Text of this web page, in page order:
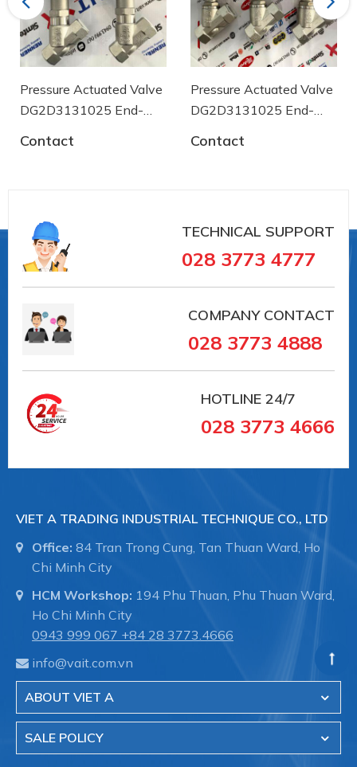
Prüfdruck PT [bar]
24
Umgebungstemperatur
von [°C]
0
Umgebungstemperatur
bis [°C]
+80
Mediumtemperatur von
-30
Gehäusedesign 2-teilig
#AA301027 #AA301027 #vancongnghiep
#vankhinen #vandieukhienbangdien #vanbuom
#vanbi #vanapsuat #giaiphapvancongnghiep
#vancongnghiepEndArmaturent
#vancongnghieptaiduc #vannhapkhautaiDuc
#vannhapkhauchauau #vanchuanchauau
#vancongnghiephochiminh #vancongnghiephcm
End-Armaturen (EA)là Nhà cung cấp các loại van
+ Van khí nén trong công nghiệp
Pressure Actuated Valve
DG2D3131025 End-
Contact
Pressure Actuated Valve
DG2D3131025 End-
Contact
TECHNICAL SUPPORT
028 3773 4777
COMPANY CONTACT
028 3773 4888
HOTLINE 24/7
028 3773 4666
VIET A TRADING INDUSTRIAL TECHNIQUE CO., LTD
Office: 84 Tran Trong Cung, Tan Thuan Ward, Ho
Chi Minh City
HCM Workshop: 194 Phu Thuan, Phu Thuan Ward,
Ho Chi Minh City
0943 999 067 +84 28 3773.4666
info@vait.com.vn
ABOUT VIET A
SALE POLICY